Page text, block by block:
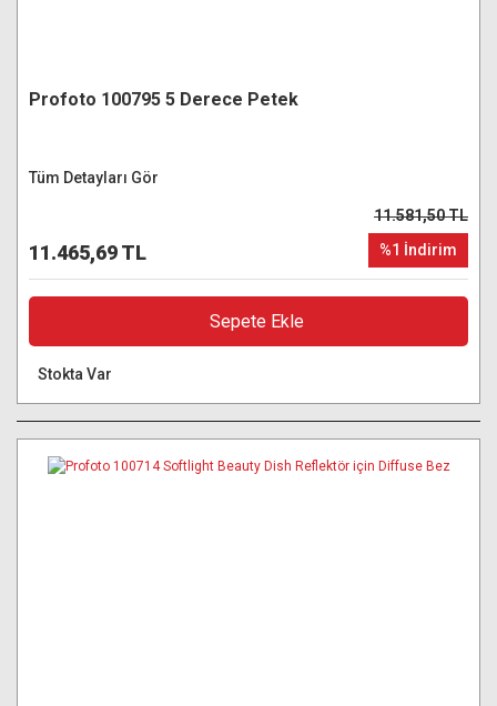
Profoto 100795 5 Derece Petek
Tüm Detayları Gör
11.465,69 TL
11.581,50 TL
%1 İndirim
Sepete Ekle
Stokta Var